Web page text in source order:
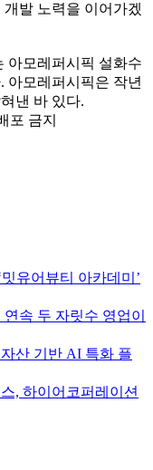
발 노력을 이어가겠
아모레퍼시픽 설화수
아모레퍼시픽은 작년
낸 바 있다.
포 금지
유어뷰티 아카데미’
속 두 자릿수 영업이
산 기반 AI 특화 플
, 하이어코퍼레이션